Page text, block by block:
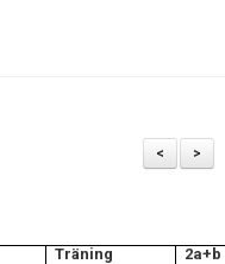
>
<
Träning 2a+b